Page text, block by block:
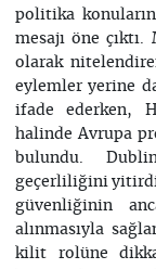
politika
mesajı öne
olarak
eylemler yerine
ifade ederken,
halinde Avrupa
bulundu.
geçerliliğini
güvenliğinin
alınmasıyla
kilit rolüne